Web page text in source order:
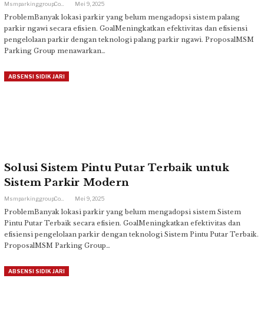
Msmparkinggroup.com Mei 9, 2025
ProblemBanyak lokasi parkir yang belum mengadopsi sistem palang
parkir ngawi secara efisien. GoalMeningkatkan efektivitas dan efisiensi
pengelolaan parkir dengan teknologi palang parkir ngawi. ProposalMSM
Parking Group menawarkan…
ABSENSI SIDIK JARI
Solusi Sistem Pintu Putar Terbaik untuk
Sistem Parkir Modern
Mei 9, 2025
ProblemBanyak lokasi parkir yang belum mengadopsi sistem Sistem
Pintu Putar Terbaik secara efisien. GoalMeningkatkan efektivitas dan
efisiensi pengelolaan parkir dengan teknologi Sistem Pintu Putar Terbaik.
ProposalMSM Parking Group…
ABSENSI SIDIK JARI